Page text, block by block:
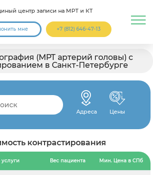
центр записи на МРТ и КТ
мне +7 (812) 646-47-13
(МРТ артерий головы) с
в Санкт-Петербурге
Адреса Цены
контрастирования
Вес пациента Мин. Цена в СПб